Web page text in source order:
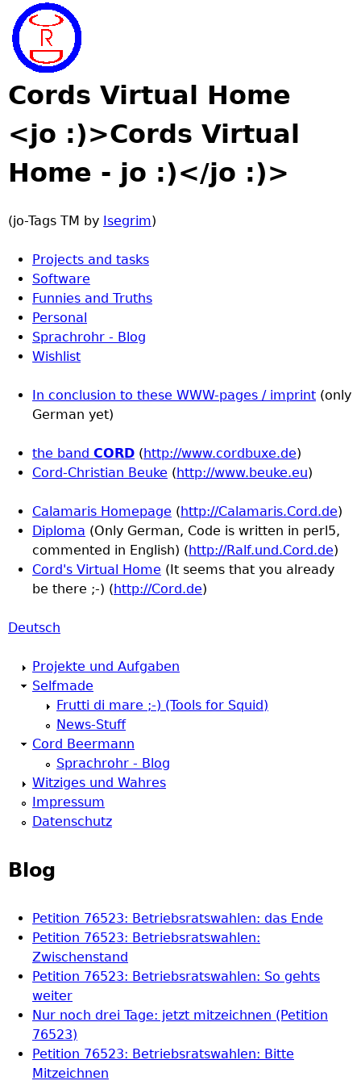
Cords Virtual Home
<jo :)>Cords Virtual
Home - jo :)</jo :)>
(jo-Tags TM by Isegrim)
Projects and tasks
Software
Funnies and Truths
Personal
Sprachrohr - Blog
Wishlist
In conclusion to these WWW-pages / imprint (only
German yet)
the band CORD (http://www.cordbuxe.de)
Cord-Christian Beuke (http://www.beuke.eu)
Calamaris Homepage (http://Calamaris.Cord.de)
Diploma (Only German, Code is written in perl5,
commented in English) (http://Ralf.und.Cord.de)
Cord's Virtual Home (It seems that you already
be there ;-) (http://Cord.de)
Deutsch
Projekte und Aufgaben
Selfmade
Frutti di mare ;-) (Tools for Squid)
News-Stuff
Cord Beermann
Sprachrohr - Blog
Witziges und Wahres
Impressum
Datenschutz
Blog
Petition 76523: Betriebsratswahlen: das Ende
Petition 76523: Betriebsratswahlen:
Zwischenstand
Petition 76523: Betriebsratswahlen: So gehts
weiter
Nur noch drei Tage: jetzt mitzeichnen (Petition
76523)
Petition 76523: Betriebsratswahlen: Bitte
Mitzeichnen